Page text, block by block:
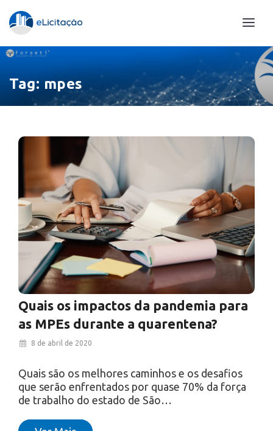
Tag:mpes
Quais os impactos da pandemia para
as MPEs durante a quarentena?
8 de abril de 2020
Quais são os melhores caminhos e os desafios
que serão enfrentados por quase 70% da força
de trabalho do estado de São…